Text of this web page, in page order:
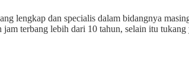
lengkap dan specialis dalam bidangnya
terbang lebih dari 10 tahun, selain itu